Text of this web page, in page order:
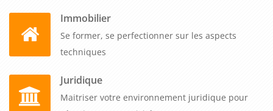
Immobilier
Se former, se perfectionner sur les aspects
techniques
Juridique
Maitriser votre environnement juridique pour